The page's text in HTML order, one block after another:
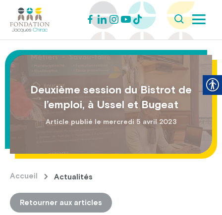
Deuxième session du Bistrot de
l’emploi, à Ussel et Bugeat
Article publié le mercredi 5 avril 2023
Accueil Actualités
Retourner aux articles